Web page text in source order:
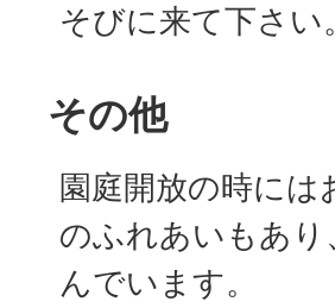
そびに来て下さい
その他
園庭開放の時に
のふれあいもあ
んでいます。